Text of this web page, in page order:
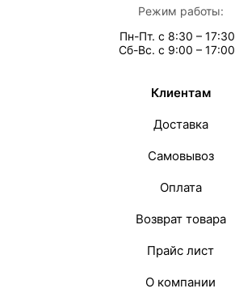
Режим работы:
Пн-Пт. с 8:30 – 17:30
Сб-Вс. с 9:00 – 17:00
Клиентам
Доставка
Самовывоз
Оплата
Возврат товара
Прайс лист
О компании